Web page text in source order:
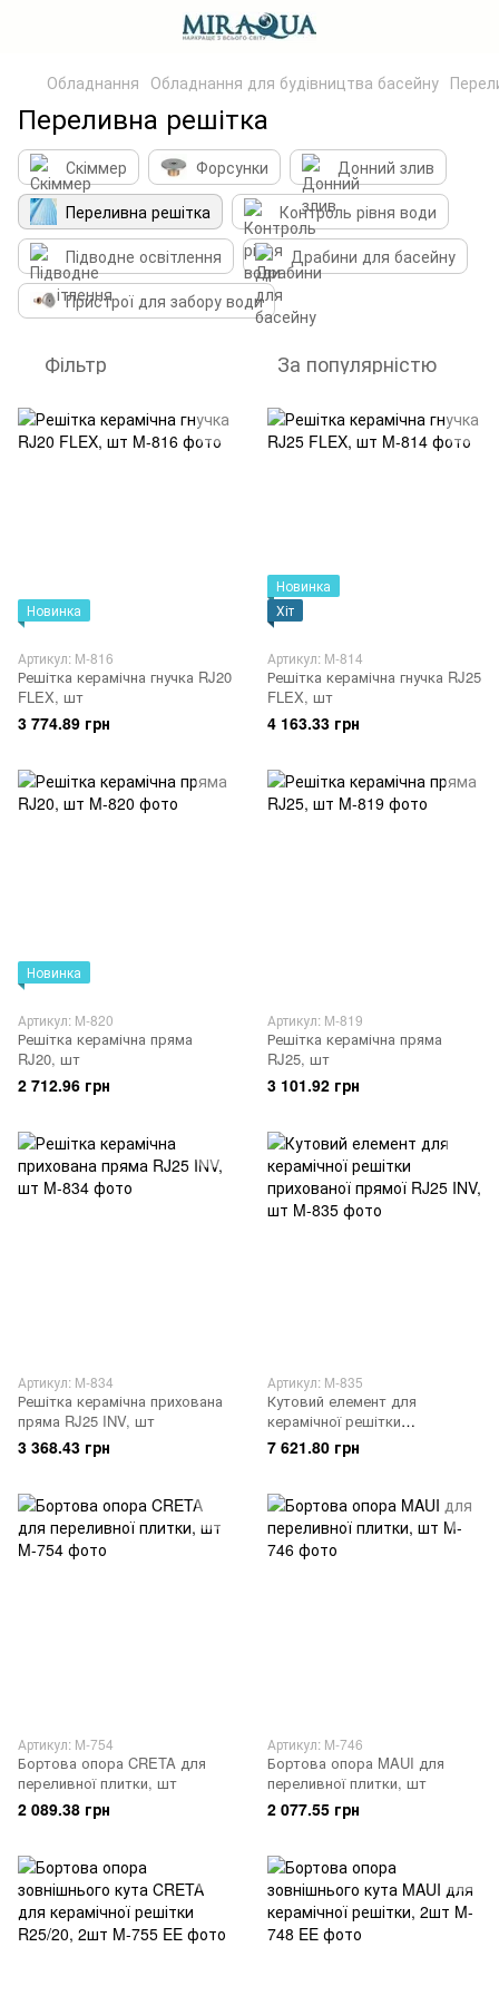
Обладнання Обладнання для будівництва басейну
Переливна решітка
Скіммер Форсунки
Донний злив
Переливна решітка
Контроль рівня води
Підводне освітлення
Драбини для басейну
Пристрої для забору води
Фільтр За популярністю
Новинка
Артикул: M-816
Решітка керамічна гнучка RJ20
FLEX, шт
3 774.89 грн
Новинка
Хіт
Артикул: M-814
Решітка керамічна гнучка RJ25
FLEX, шт
4 163.33 грн
Новинка
Артикул: M-820
Решітка керамічна пряма
RJ20, шт
2 712.96 грн
Артикул: M-819
Решітка керамічна пряма
RJ25, шт
3 101.92 грн
Артикул: M-834
Решітка керамічна прихована
пряма RJ25 INV, шт
3 368.43 грн
Артикул: M-835
Кутовий елемент для
керамічної решітки
прихованої прямої RJ25 INV,
шт
7 621.80 грн
Артикул: M-754
Бортова опора CRETA для
переливної плитки, шт
2 089.38 грн
Артикул: M-746
Бортова опора MAUI для
переливної плитки, шт
2 077.55 грн